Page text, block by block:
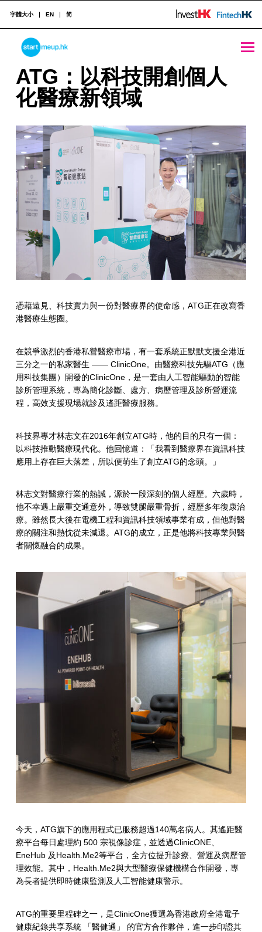
ATG：以科技開創個人化醫療新領域 - StartmeupHK
STARTMEUPHK
STARTMEUPHK FESTIVAL IS THE LEADING STARTUP AND INNOVATION CONFERENCE EVENT IN HONG KONG
字體大小 EN 简
A
T
：
以
科
技
開
創
個
人
化
醫
療
新
領
域
ATG：以科技開創個人
化醫療新領域
憑藉遠見、科技實力與一份對醫療界的使命感，ATG正在改寫香
港醫療生態圈。
在競爭激烈的香港私營醫療市場，有一套系統正默默支援全港近
三分之一的私家醫生 —— ClinicOne。由醫療科技先驅ATG（應
用科技集團）開發的ClinicOne，是一套由人工智能驅動的智能
診所管理系統，專為簡化診斷、處方、病歷管理及診所營運流
程，高效支援現場就診及遙距醫療服務。
科技界專才林志文在2016年創立ATG時，他的目的只有一個：
以科技推動醫療現代化。他回憶道：「我看到醫療界在資訊科技
應用上存在巨大落差，所以便萌生了創立ATG的念頭。」
林志文對醫療行業的熱誠，源於一段深刻的個人經歷。六歲時，
他不幸遇上嚴重交通意外，導致雙腿嚴重骨折，經歷多年復康治
療。雖然長大後在電機工程和資訊科技領域事業有成，但他對醫
療的關注和熱忱從未減退。ATG的成立，正是他將科技專業與醫
者關懷融合的成果。
今天，ATG旗下的應用程式已服務超過140萬名病人。其遙距醫
療平台每日處理約 500 宗視像診症，並透過ClinicONE、
EneHub 及Health.Me2等平台，全方位提升診療、營運及病歷管
理效能。其中，Health.Me2與大型醫療保健機構合作開發，專
為長者提供即時健康監測及人工智能健康警示。
ATG的重要里程碑之一，是ClinicOne獲選為香港政府全港電子
健康紀錄共享系統 「醫健通」 的官方合作夥伴，進一步印證其